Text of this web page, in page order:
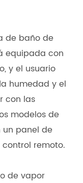
de baño de
equipada con
y el usuario
humedad y el
con las
modelos de
panel de
remoto.
de vapor